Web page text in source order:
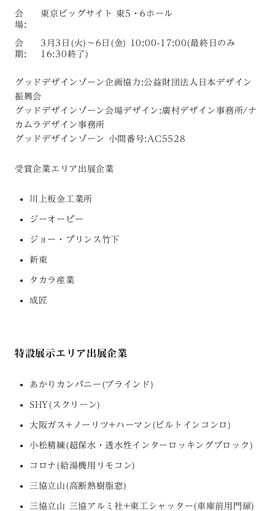
会
場:
東京ビッグサイト 東5・6ホール
会
期:
3月3日(火)〜6日(金) 10:00-17:00(最終日のみ
16:30終了)
グッドデザインゾーン企画協力:公益財団法人日本デザイン
振興会
グッドデザインゾーン会場デザイン:廣村デザイン事務所/ナ
カムラデザイン事務所
グッドデザインゾーン 小間番号:AC5528
受賞企業エリア出展企業
川上板金工業所
ジーオーピー
ジョー・プリンス竹下
新東
タカラ産業
成匠
特設展示エリア出展企業
あかりカンパニー(ブラインド)
SHY(スクリーン)
大阪ガス+ノーリツ+ハーマン(ビルトインコンロ)
小松精練(超保水・透水性インターロッキングブロック)
コロナ(給湯機用リモコン)
三協立山(高断熱樹脂窓)
三協立山 三協アルミ社+東工シャッター(車庫前用門扉)